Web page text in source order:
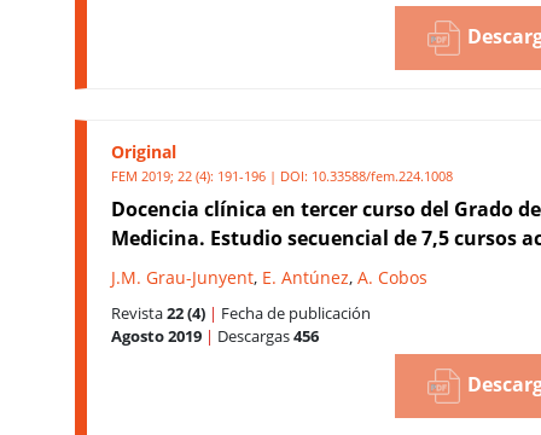
Original
FEM 2019; 22 (4): 191-196 | DOI: 10.33588/fem.224.1008
Docencia clínica en tercer curso del Grado de
Medicina. Estudio secuencial de 7,5 cursos
J.M. Grau-Junyent, E. Antúnez, A. Cobos
Revista22 (4) | Fecha de publicación
Agosto 2019 | Descargas456